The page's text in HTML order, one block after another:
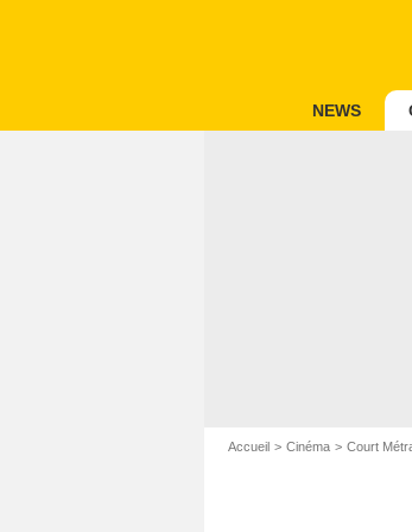
NEWS
Accueil Cinéma Court